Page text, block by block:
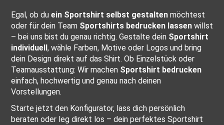
Egal, ob du ein Sportshirt selbst gestalten möchtest
oder für dein Team Sportshirts bedrucken lassen willst
– bei uns bist du genau richtig. Gestalte dein Sportshirt
individuell , wähle Farben, Motive oder Logos und bring
dein Design direkt auf das Shirt. Ob Einzelstück oder
Teamausstattung: Wir machen Sportshirt bedrucken
einfach, hochwertig und genau nach deinen
Vorstellungen.
Starte jetzt den Konfigurator, lass dich persönlich
beraten oder leg direkt los – dein perfektes Sportshirt